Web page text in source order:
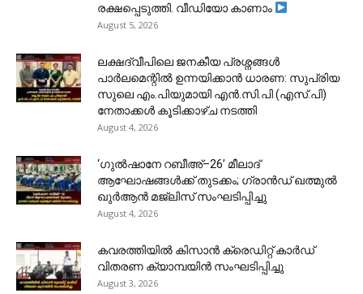
രക്ഷപ്പെടുത്തി. വീഡിയോ കാണാം
August 5, 2026
ലക്ഷദ്വീപിലെ ജനകീയ പ്രശ്നങ്ങൾ
പാർലമെന്റിൽ ഉന്നയിക്കാൻ ധാരണ: സുപ്രിയ
സുലെ എം.പിയുമായി എൻ.സി.പി (എസ്.പി)
നേതാക്കൾ കൂടിക്കാഴ്ച നടത്തി
August 4, 2026
‘ഗുൽഷാനേ റബീഅ്–26’ മീലാദ്
ആഘോഷങ്ങൾക്ക് തുടക്കം; ഗ്രാൻഡ് ഖത്മുൽ
ഖുർആൻ മജ്‌ലിസ് സംഘടിപ്പിച്ചു
August 4, 2026
കവരത്തിയിൽ കിസാൻ ക്രെഡിറ്റ് കാർഡ്
വിതരണ ക്യാമ്പയിൻ സംഘടിപ്പിച്ചു
August 3, 2026